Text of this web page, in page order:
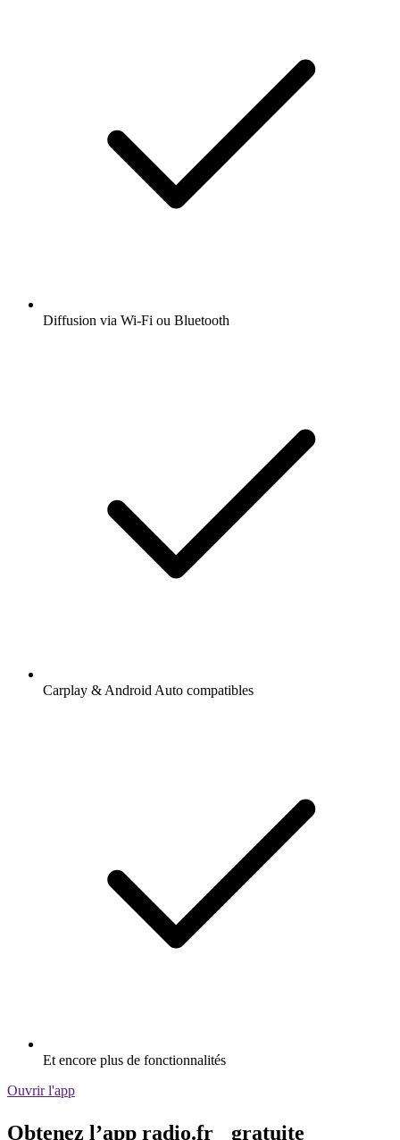
Diffusion via Wi-Fi ou Bluetooth
Carplay & Android Auto compatibles
Et encore plus de fonctionnalités
Ouvrir l'app
Obtenez l’app radio.fr gratuite